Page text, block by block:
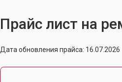
Прайс лист на
Дата обновления прайса: 16.07.2026